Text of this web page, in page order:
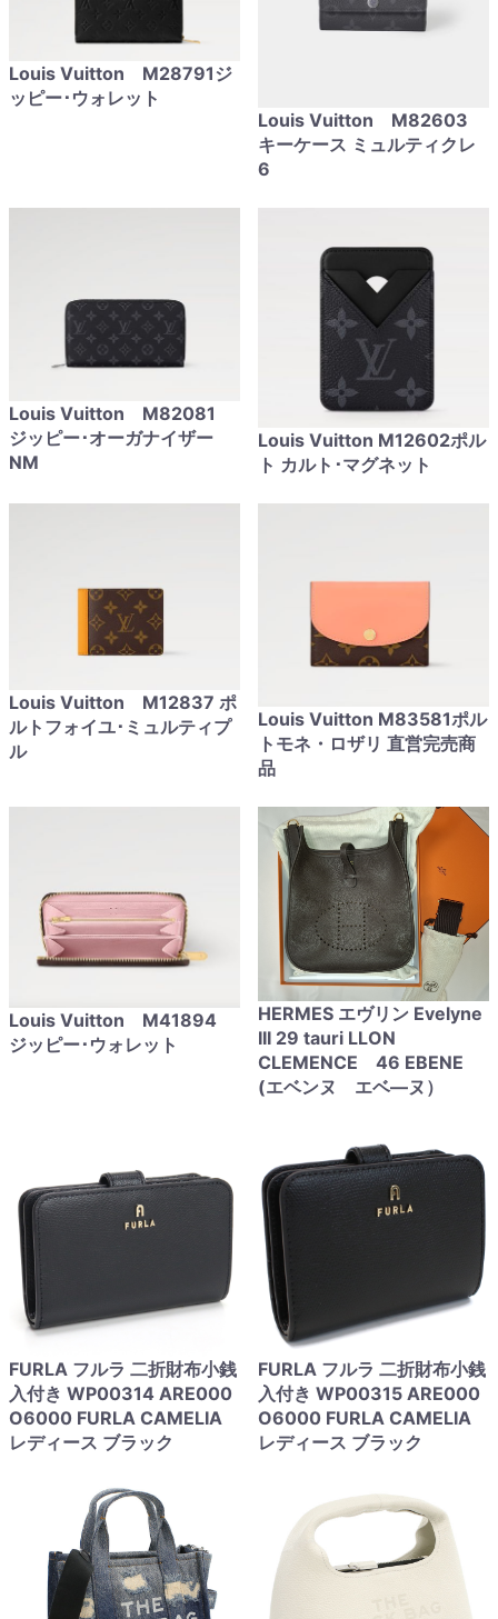
Louis Vuitton M28791ジ
ッピー･ウォレット
Louis Vuitton M82603
キーケース ミュルティクレ
6
Louis Vuitton M82081
ジッピー･オーガナイザー
NM
Louis Vuitton M12602ポル
ト カルト･マグネット
Louis Vuitton M12837 ポ
ルトフォイユ･ミュルティプ
ル
Louis Vuitton M83581ポル
トモネ・ロザリ 直営完売商
品
Louis Vuitton M41894
ジッピー･ウォレット
HERMES エヴリン Evelyne
III 29 tauri LLON
CLEMENCE 46 EBENE
(エベンヌ エベ―ヌ）
FURLA フルラ 二折財布小銭
入付き WP00314 ARE000
O6000 FURLA CAMELIA
レディース ブラック
FURLA フルラ 二折財布小銭
入付き WP00315 ARE000
O6000 FURLA CAMELIA
レディース ブラック